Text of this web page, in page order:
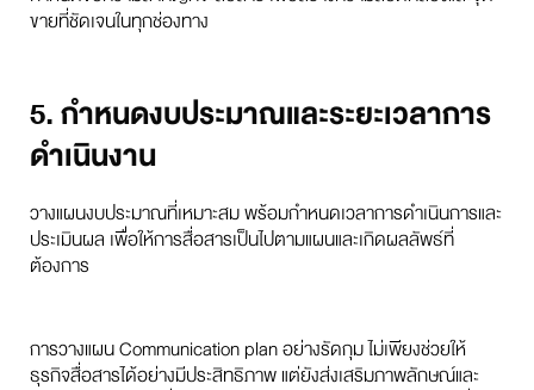
ขายที่ชัดเจนในทุกช่องทาง
5. กำหนดงบประมาณและระยะเวลาการ
ดำเนินงาน
วางแผนงบประมาณที่เหมาะสม พร้อมกำหนดเวลาการดำเนินการและ
ประเมินผล เพื่อให้การสื่อสารเป็นไปตามแผนและเกิดผลลัพธ์ที่
ต้องการ
การวางแผน Communication plan อย่างรัดกุม ไม่เพียงช่วยให้
ธุรกิจสื่อสารได้อย่างมีประสิทธิภาพ แต่ยังส่งเสริมภาพลักษณ์และ